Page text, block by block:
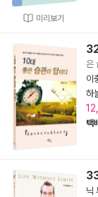
미리보기
은
이
하
택
닉